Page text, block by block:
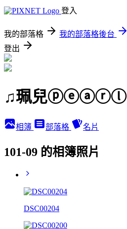
登入
我的部落格 我的部落格後台
登出
♫珮兒
相簿 部落格 名片
101-09 的相簿照片
DSC00204